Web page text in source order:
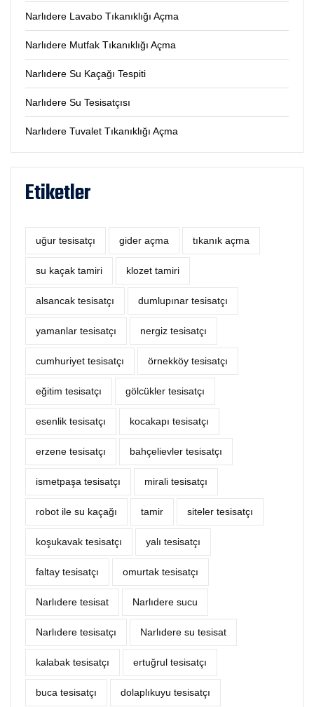
Narlıdere Lavabo Tıkanıklığı Açma
Narlıdere Mutfak Tıkanıklığı Açma
Narlıdere Su Kaçağı Tespiti
Narlıdere Su Tesisatçısı
Narlıdere Tuvalet Tıkanıklığı Açma
Etiketler
uğur tesisatçı ‎gider açma tıkanık açma
su kaçak tamiri klozet tamiri
alsancak tesisatçı dumlupınar tesisatçı
yamanlar tesisatçı nergiz tesisatçı
cumhuriyet tesisatçı örnekköy tesisatçı
eğitim tesisatçı gölcükler tesisatçı
esenlik tesisatçı kocakapı tesisatçı
erzene tesisatçı bahçelievler tesisatçı
ismetpaşa tesisatçı mirali tesisatçı
robot ile su kaçağı tamir siteler tesisatçı
koşukavak tesisatçı yalı tesisatçı
faltay tesisatçı omurtak tesisatçı
Narlıdere tesisat Narlıdere sucu
Narlıdere tesisatçı Narlıdere su tesisat
kalabak tesisatçı ertuğrul tesisatçı
buca tesisatçı dolaplıkuyu tesisatçı